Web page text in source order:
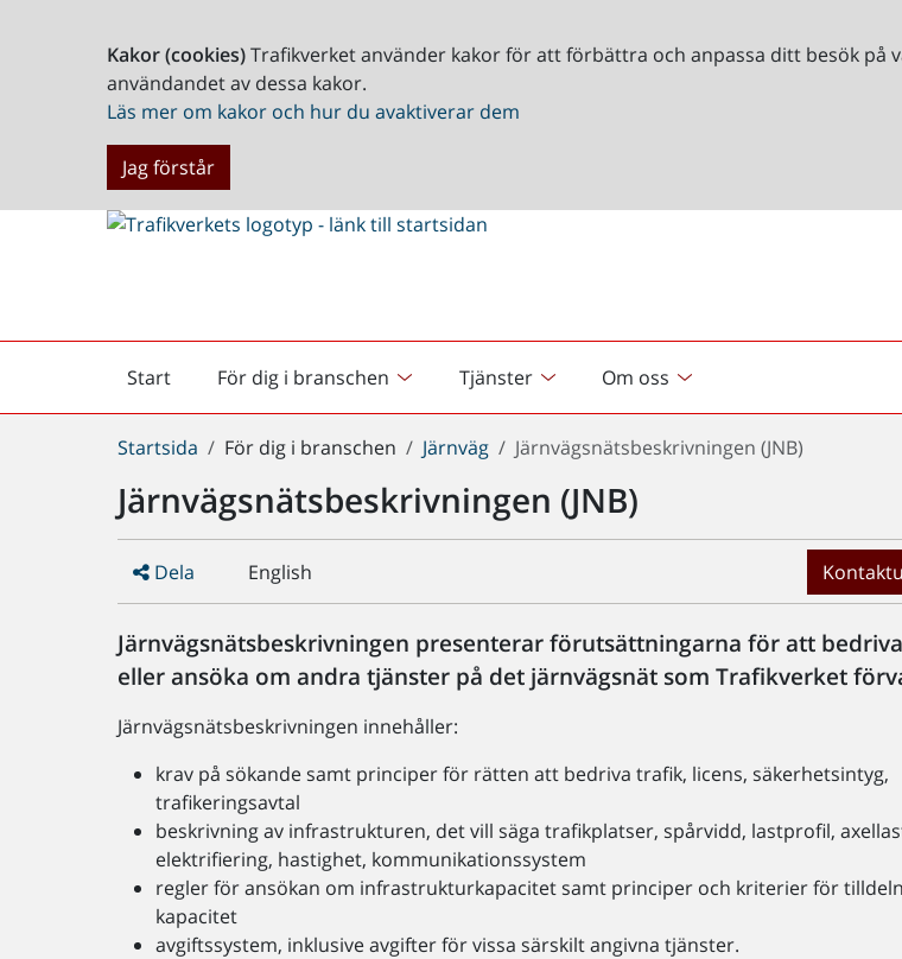
Kakor (cookies)Trafikverket använder kakor för att förbättra och anpassa ditt besök på
användandet av dessa kakor.
Läs mer om kakor och hur du avaktiverar dem
Jag förstår
Start
Startsida För dig i branschen Tjänster Om oss
Du
här:
Startsida För dig i branschen Järnväg Järnvägsnätsbeskrivningen (JNB)
Järnvägsnätsbeskrivningen (JNB)
Dela English
Järnvägsnätsbeskrivningen presenterar förutsättningarna för att
eller ansöka om andra tjänster på det järnvägsnät som Trafikverket
Järnvägsnätsbeskrivningen innehåller:
krav på sökande samt principer för rätten att bedriva trafik, licens, säkerhetsintyg,
trafikeringsavtal
beskrivning av infrastrukturen, det vill säga trafikplatser, spårvidd, lastprofil,
elektrifiering, hastighet, kommunikationssystem
regler för ansökan om infrastrukturkapacitet samt principer och kriterier för
kapacitet
avgiftssystem, inklusive avgifter för vissa särskilt angivna tjänster.